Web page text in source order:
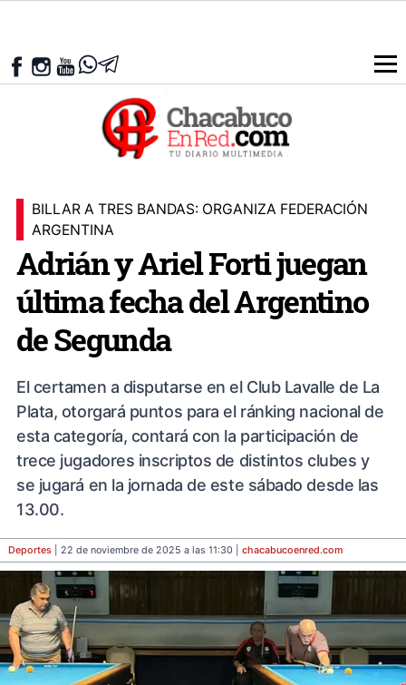
BILLAR A TRES BANDAS: ORGANIZA FEDERACIÓN
ARGENTINA
Adrián y Ariel Forti juegan
última fecha del Argentino
de Segunda
El certamen a disputarse en el Club Lavalle de La
Plata, otorgará puntos para el ránking nacional de
esta categoría, contará con la participación de
trece jugadores inscriptos de distintos clubes y
se jugará en la jornada de este sábado desde las
13.00.
Deportes | 22 de noviembre de 2025 a las 11:30 | chacabucoenred.com